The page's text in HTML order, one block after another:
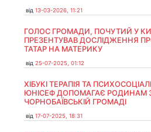
від 13-03-2026, 11:21
ГОЛОС ГРОМАДИ, ПОЧУТИЙ У
ПРЕЗЕНТУВАВ ДОСЛІДЖЕННЯ
ТАТАР НА МАТЕРИКУ
від 25-07-2025, 01:12
ХІБУКІ ТЕРАПІЯ ТА
ЮНІСЕФ ДОПОМАГАЄ РОДИНАМ
ЧОРНОБАЇВСЬКІЙ ГРОМАДІ
від 17-07-2025, 18:31